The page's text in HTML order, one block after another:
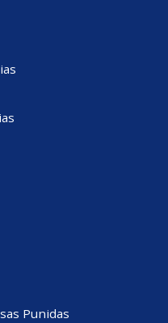
Punidas